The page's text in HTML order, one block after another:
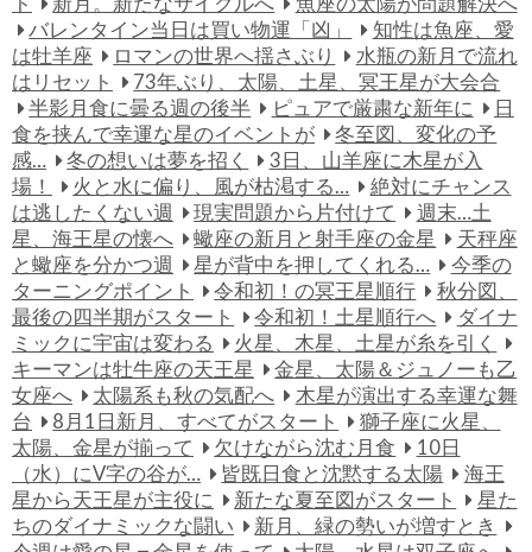
バレンタイン当日は買い物運「凶」
知性は魚座、愛
は牡羊座
ロマンの世界へ揺さぶり
水瓶の新月で流れ
はリセット
73年ぶり、太陽、土星、冥王星が大会合
半影月食に曇る週の後半
ピュアで厳粛な新年に
日
食を挟んで幸運な星のイベントが
冬至図、変化の予
感…
冬の想いは夢を招く
3日、山羊座に木星が入
場！
火と水に偏り、風が枯渇する…
絶対にチャンス
は逃したくない週
現実問題から片付けて
週末…土
星、海王星の懐へ
蠍座の新月と射手座の金星
天秤座
と蠍座を分かつ週
星が背中を押してくれる…
今季の
ターニングポイント
令和初！の冥王星順行
秋分図、
最後の四半期がスタート
令和初！土星順行へ
ダイナ
ミックに宇宙は変わる
火星、木星、土星が糸を引く
キーマンは牡牛座の天王星
金星、太陽＆ジュノーも乙
女座へ
太陽系も秋の気配へ
木星が演出する幸運な舞
台
8月1日新月、すべてがスタート
獅子座に火星、
太陽、金星が揃って
欠けながら沈む月食
10日
（水）にV字の谷が…
皆既日食と沈黙する太陽
海王
星から天王星が主役に
新たな夏至図がスタート
星た
ちのダイナミックな闘い
新月、緑の勢いが増すとき